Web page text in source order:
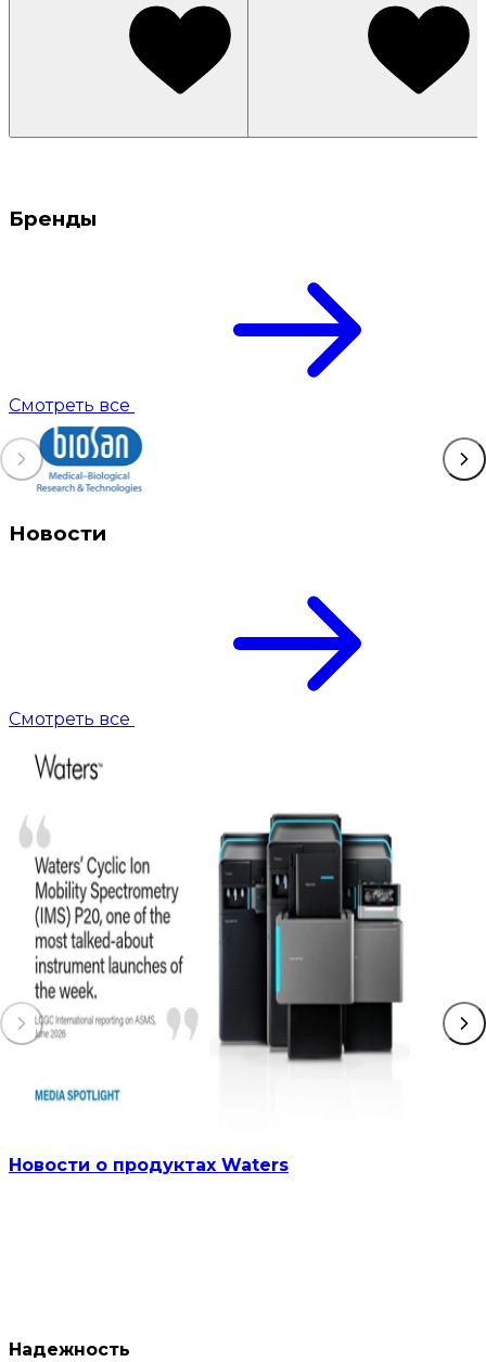
Бренды
Смотреть все
Новости
Смотреть все
Новости о продуктах Waters
Надежность